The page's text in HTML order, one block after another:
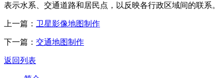
表示水系、交通道路和居民点，以反映各行政区域间的联系。
上一篇： 卫星影像地图制作
下一篇： 交通地图制作
返回列表